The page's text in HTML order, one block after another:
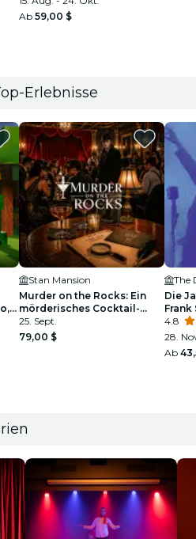
Ab 59,00 $
Erlebnisse
Stan Mansion
Murder on the Rocks: Ein
mörderisches Cocktail-
Erlebnis
25. Sept.
79,00 $
The
Die
Frank
4.8
28.
Ab